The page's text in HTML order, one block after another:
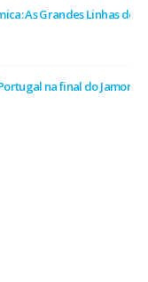
As Grandes Linhas de
na final do Jamor